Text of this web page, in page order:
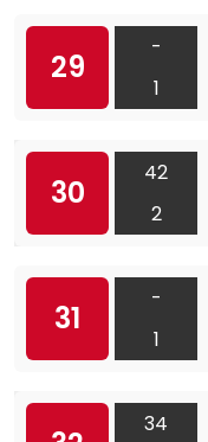
29
-
1
30
42
2
31
-
1
34